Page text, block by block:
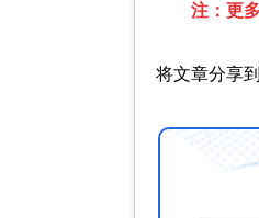
注：更
将文章分享到